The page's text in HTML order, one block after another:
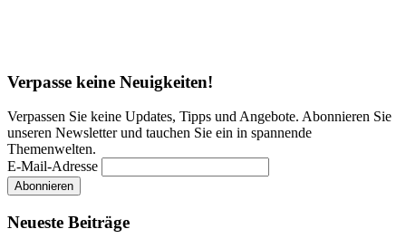
Verpasse keine Neuigkeiten!
Verpassen Sie keine Updates, Tipps und Angebote. Abonnieren Sie
unseren Newsletter und tauchen Sie ein in spannende
Themenwelten.
E-Mail-Adresse
Neueste Beiträge